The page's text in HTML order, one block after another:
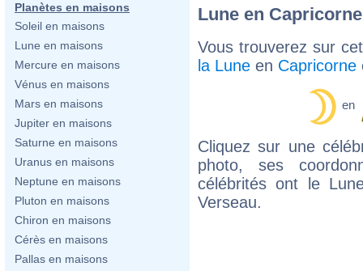
Planètes en maisons
Soleil en maisons
Lune en maisons
Mercure en maisons
Vénus en maisons
Mars en maisons
Jupiter en maisons
Saturne en maisons
Uranus en maisons
Neptune en maisons
Pluton en maisons
Chiron en maisons
Cérès en maisons
Pallas en maisons
Lune en
Vous trouverez sur
la Lune en Capricorne
en
Cliquez sur une
photo, ses
célébrités ont le
Verseau.